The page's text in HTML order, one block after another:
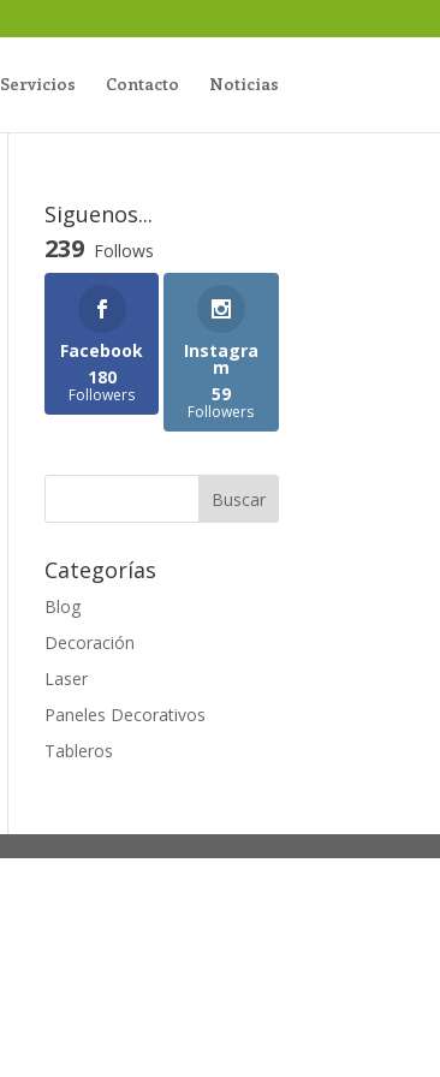
Servicios Contacto Noticias
Siguenos...
239 Follows
Facebook
180
Followers
Instagra
m
59
Followers
Categorías
Blog
Decoración
Laser
Paneles Decorativos
Tableros